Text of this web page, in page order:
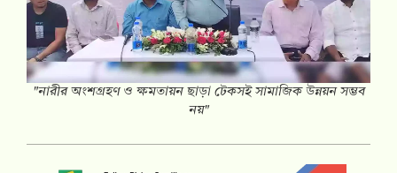
"নারীর অংশগ্রহণ ও ক্ষমতায়ন ছাড়া টেকসই সামাজিক উন্নয়ন সম্ভব
নয়"